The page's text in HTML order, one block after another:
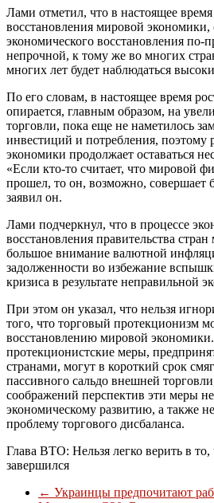
Лами отметил, что в настоящее
восстановления мировой экономики,
экономического восстановления по-
непрочной, к тому же во многих
многих лет будет наблюдаться
По его словам, в настоящее время
опирается, главным образом, на
торговли, пока еще не наметилось
инвестиций и потребления, поэтому
экономики продолжает оставаться
«Если кто-то считает, что мировой
прошел, то он, возможно,
заявил он.
Лами подчеркнул, что в процессе
восстановления правительства
большое внимание валютной
задолженности во избежание
кризиса в результате неправильной
При этом он указал, что нельзя
того, что торговый протекционизм
восстановлению мировой
протекционистские меры,
странами, могут в короткий срок
пассивного сальдо внешней
соображений перспектив эти меры
экономическому развитию, а также
проблему торгового дисбаланса.
Глава ВТО: Нельзя легко верить в
завершился
← Украинцы предпочитают